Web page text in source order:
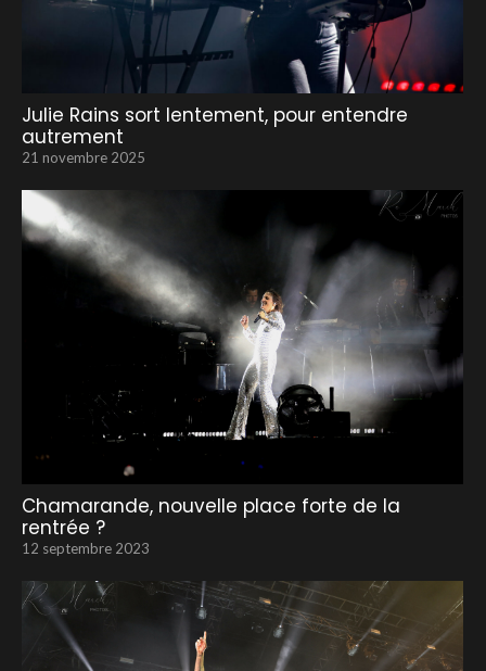
Julie Rains sort lentement, pour entendre
autrement
21 novembre 2025
Chamarande, nouvelle place forte de la
rentrée ?
12 septembre 2023